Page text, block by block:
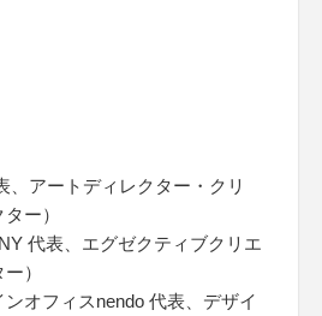
、アートディレクター・クリ
ー）
代表、エグゼクティブクリエ
）
オフィスnendo 代表、デザイ